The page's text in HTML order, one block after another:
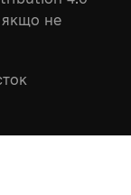
якщо не